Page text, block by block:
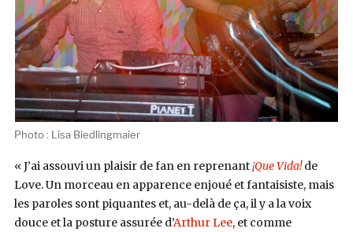
Paradise
(Autruche)
Photo : Lisa Biedlingmaier
« J’ai assouvi un plaisir de fan en reprenant¡Que Vida!de
Love. Un morceau en apparence enjoué et fantaisiste, mais
les paroles sont piquantes et, au-delà de ça, il y a lavoix
douce et la posture assurée d’Arthur Lee, et comme